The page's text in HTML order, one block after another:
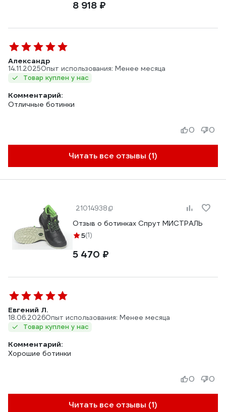
8 918 ₽
Александр
14.11.2025Опыт использования: Менее месяца
Товар куплен у нас
Комментарий:
Отличные ботинки
Читать все отзывы (1)
0 0
21014938
Отзыв о ботинках Спрут МИСТРАЛЬ
5(1)
5 470 ₽
Евгений Л.
18.06.2026Опыт использования: Менее месяца
Товар куплен у нас
Комментарий:
Хорошие ботинки
Читать все отзывы (1)
0 0